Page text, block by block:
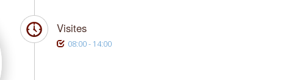
Visites
08:00 - 14:00